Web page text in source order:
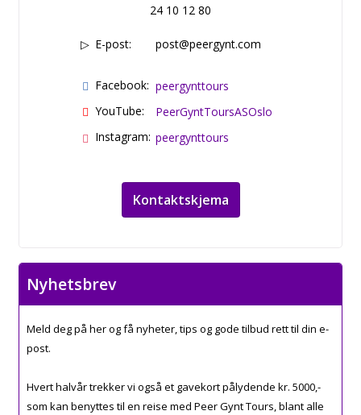
24 10 12 80
E-post: post@peergynt.com
Facebook: peergynttours
YouTube:
PeerGyntToursASOslo
Instagram: peergynttours
Kontaktskjema
Nyhetsbrev
Meld deg på her og få nyheter, tips og gode tilbud rett til din e-
post.
Hvert halvår trekker vi også et gavekort pålydende kr. 5000,-
som kan benyttes til en reise med Peer Gynt Tours, blant alle